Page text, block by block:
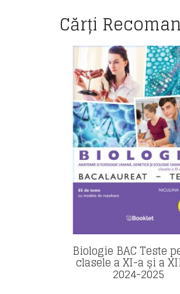
Cărți
Biologie BAC Teste
clasele a XI-a și a
2024-2025